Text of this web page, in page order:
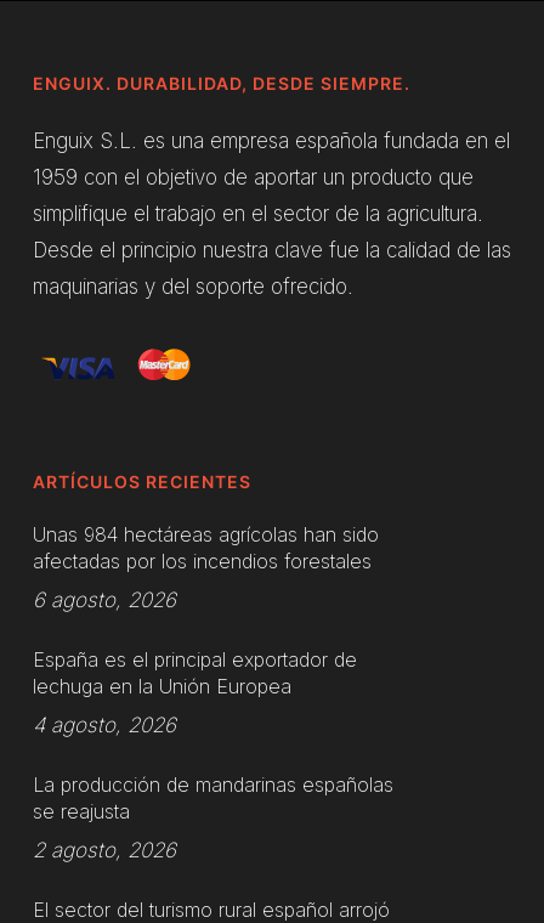
ENGUIX. DURABILIDAD, DESDE SIEMPRE.
Enguix S.L. es una empresa española fundada en el
1959 con el objetivo de aportar un producto que
simplifique el trabajo en el sector de la agricultura.
Desde el principio nuestra clave fue la calidad de las
maquinarias y del soporte ofrecido.
ARTÍCULOS RECIENTES
Unas 984 hectáreas agrícolas han sido
afectadas por los incendios forestales
6 agosto, 2026
España es el principal exportador de
lechuga en la Unión Europea
4 agosto, 2026
La producción de mandarinas españolas
se reajusta
2 agosto, 2026
El sector del turismo rural español arrojó